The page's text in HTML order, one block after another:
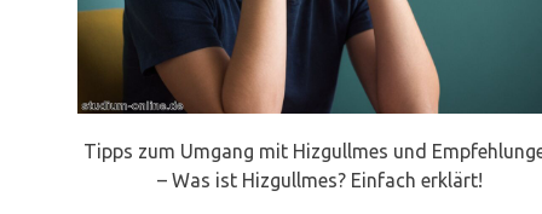
Tipps zum Umgang mit Hizgullmes und
– Was ist Hizgullmes? Einfach erklärt!